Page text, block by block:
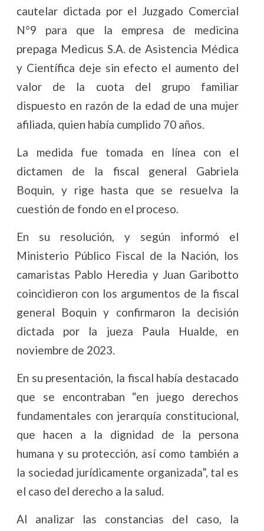
cautelar dictada por el Juzgado Comercial
N°9 para que la empresa de medicina
prepaga Medicus S.A. de Asistencia Médica
y Científica deje sin efecto el aumento del
valor de la cuota del grupo familiar
dispuesto en razón de la edad de una mujer
afiliada, quien había cumplido 70 años.
La medida fue tomada en línea con el
dictamen de la fiscal general Gabriela
Boquin, y rige hasta que se resuelva la
cuestión de fondo en el proceso.
En su resolución, y según informó el
Ministerio Público Fiscal de la Nación, los
camaristas Pablo Heredia y Juan Garibotto
coincidieron con los argumentos de la fiscal
general Boquin y confirmaron la decisión
dictada por la jueza Paula Hualde, en
noviembre de 2023.
En su presentación, la fiscal había destacado
que se encontraban “en juego derechos
fundamentales con jerarquía constitucional,
que hacen a la dignidad de la persona
humana y su protección, así como también a
la sociedad jurídicamente organizada”, tal es
el caso del derecho a la salud.
Al analizar las constancias del caso, la